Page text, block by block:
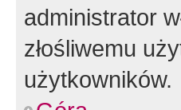
administrator
złośliwemu
użytkowników.